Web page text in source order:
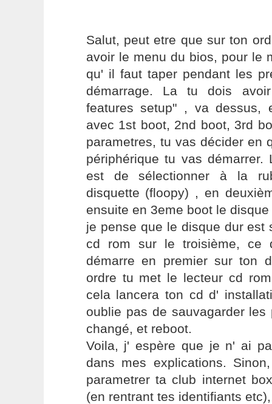
Salut, peut etre que sur ton
avoir le menu du bios, pour le
qu' il faut taper pendant les
démarrage. La tu dois
features setup" , va dessus,
avec 1st boot, 2nd boot, 3rd
parametres, tu vas décider en
périphérique tu vas
est de sélectionner à la
disquette (floopy) , en
ensuite en 3eme boot le
je pense que le disque dur est
cd rom sur le troisième, ce
démarre en premier sur ton
ordre tu met le lecteur cd
cela lancera ton cd d'
oublie pas de sauvagarder
changé, et reboot.
Voila, j' espère que je n' ai
dans mes explications.
parametrer ta club internet
(en rentrant tes identifiants